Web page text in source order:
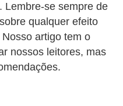
Lembre-se sempre de
qualquer efeito
artigo tem o
nossos leitores, mas